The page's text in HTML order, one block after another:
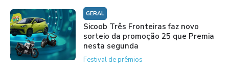
GERAL
Sicoob Três Fronteiras faz novo
sorteio da promoção 25 que Premia
nesta segunda
Festival de prêmios